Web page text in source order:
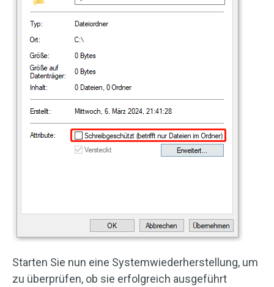
Starten Sie nun eine Systemwiederherstellung, um
zu überprüfen, ob sie erfolgreich ausgeführt